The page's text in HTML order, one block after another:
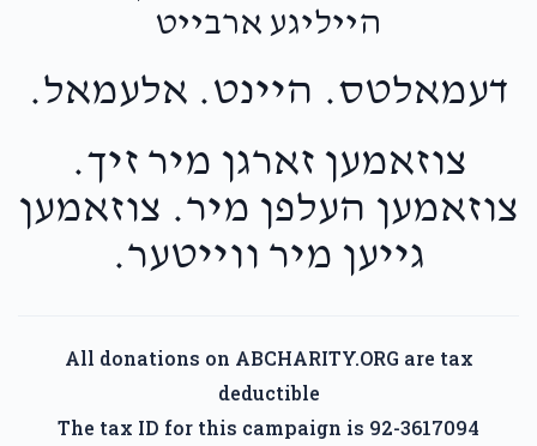
הייליגע ארבייט
דעמאלטס. היינט. אלעמאל.
צוזאמען זארגן מיר זיך.
צוזאמען העלפן מיר. צוזאמען
גייען מיר ווייטער.
All donations on ABCHARITY.ORG are tax
deductible
The tax ID for this campaign is 92-3617094